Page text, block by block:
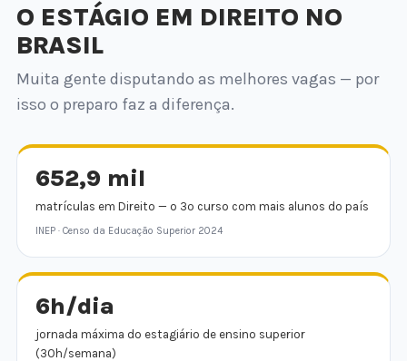
O ESTÁGIO EM DIREITO NO
BRASIL
Muita gente disputando as melhores vagas — por
isso o preparo faz a diferença.
652,9 mil
matrículas em Direito — o 3º curso com mais alunos do país
INEP · Censo da Educação Superior 2024
6h/dia
jornada máxima do estagiário de ensino superior
(30h/semana)